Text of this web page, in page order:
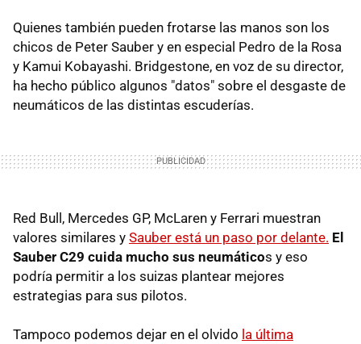
Quienes también pueden frotarse las manos son los
chicos de Peter Sauber y en especial Pedro de la Rosa
y Kamui Kobayashi. Bridgestone, en voz de su director,
ha hecho público algunos "datos" sobre el desgaste de
neumáticos de las distintas escuderías.
Red Bull, Mercedes GP, McLaren y Ferrari muestran
valores similares y Sauber está un paso por delante. El
Sauber C29 cuida mucho sus neumáticos y eso
podría permitir a los suizas plantear mejores
estrategias para sus pilotos.
Tampoco podemos dejar en el olvido la última